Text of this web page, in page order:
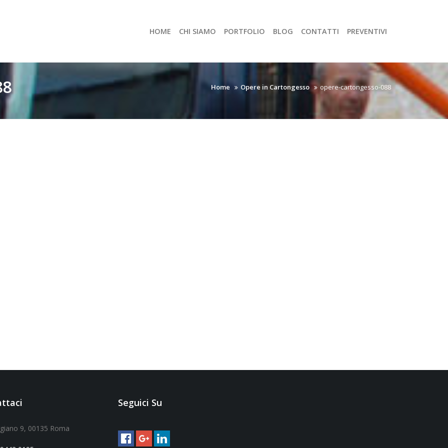
HOME CHI SIAMO PORTFOLIO BLOG CONTATTI PREVENTIVI
Home Opere in Cartongesso opere-cartongesso-088
9, 00135 Roma
Seguici Su